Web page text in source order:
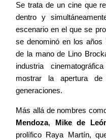
Se trata de un cine que
dentro y
escenario en el que se
se denominó en los años
de la mano de Lino
industria
mostrar la apertura
generaciones.
Más allá de nombres
Mendoza, Mike de
prolífico Raya Martín,